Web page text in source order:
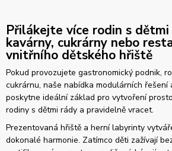
Přilákejte více rodin s dětmi
kavárny, cukrárny nebo
vnitřního dětského hřiště
Pokud provozujete gastronomický podnik,
cukrárnu, naše nabídka modulárních řešení
poskytne ideální základ pro vytvoření
rodiny s dětmi rády a pravidelně vracet.
Prezentovaná hřiště a herní labyrinty
dokonalé harmonie. Zatímco děti zažívají